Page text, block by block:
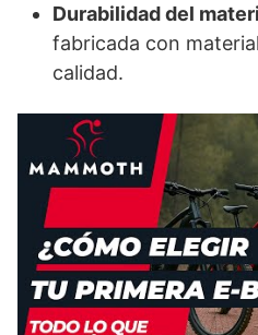
Durabilidad del
fabricada con
calidad.